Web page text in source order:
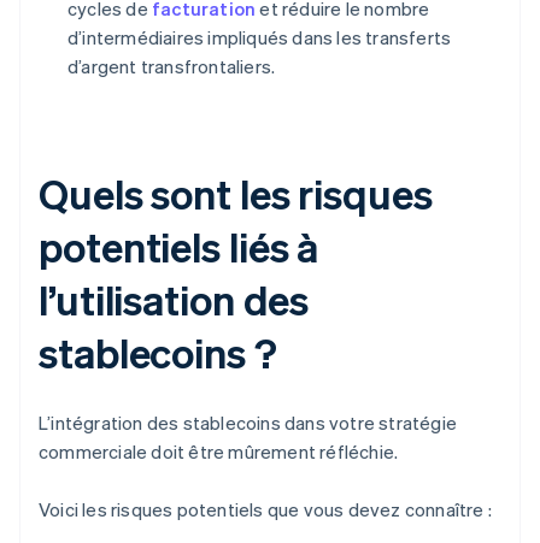
cycles de facturation et réduire le nombre
d’intermédiaires impliqués dans les transferts
d’argent transfrontaliers.
Quels sont les risques
potentiels liés à
l’utilisation des
stablecoins ?
L’intégration des stablecoins dans votre stratégie
commerciale doit être mûrement réfléchie.
Voici les risques potentiels que vous devez connaître :